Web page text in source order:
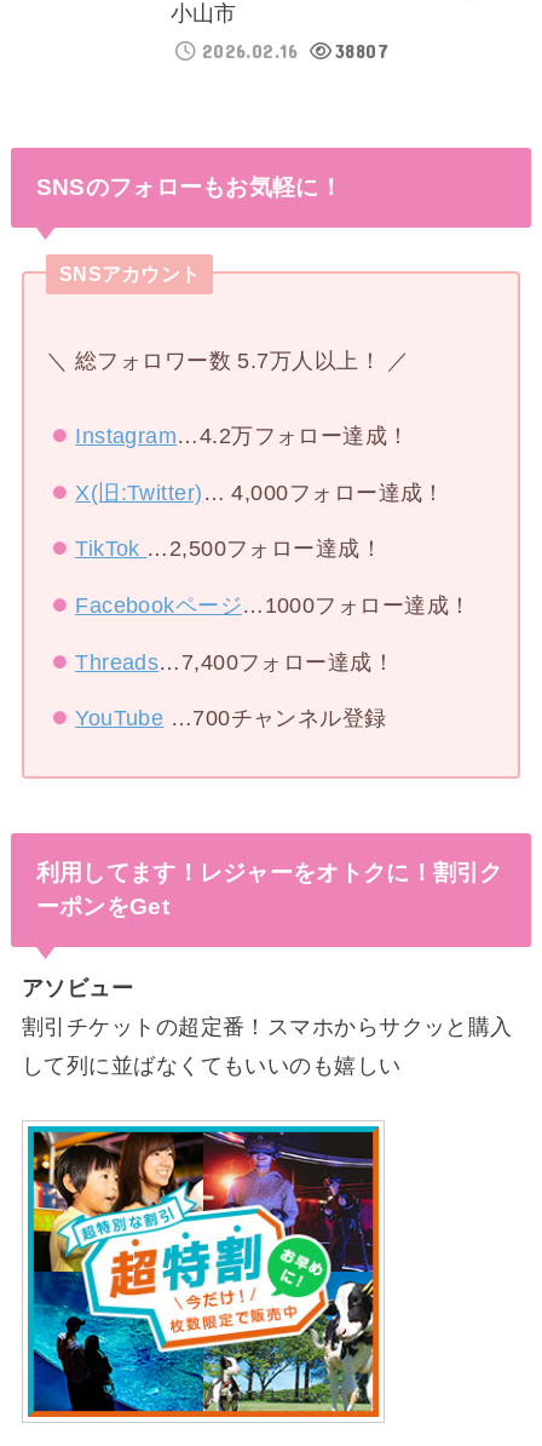
小山市
2026.02.16 38807
SNSのフォローもお気軽に！
SNSアカウント
＼ 総フォロワー数 5.7万人以上！ ／
Instagram…4.2万フォロー達成！
X(旧:Twitter) … 4,000フォロー達成！
TikTok …2,500フォロー達成！
Facebookページ…1000フォロー達成！
Threads…7,400フォロー達成！
YouTube …700チャンネル登録
利用してます！レジャーをオトクに！割引ク
ーポンをGet
アソビュー
割引チケットの超定番！スマホからサクッと購入
して列に並ばなくてもいいのも嬉しい